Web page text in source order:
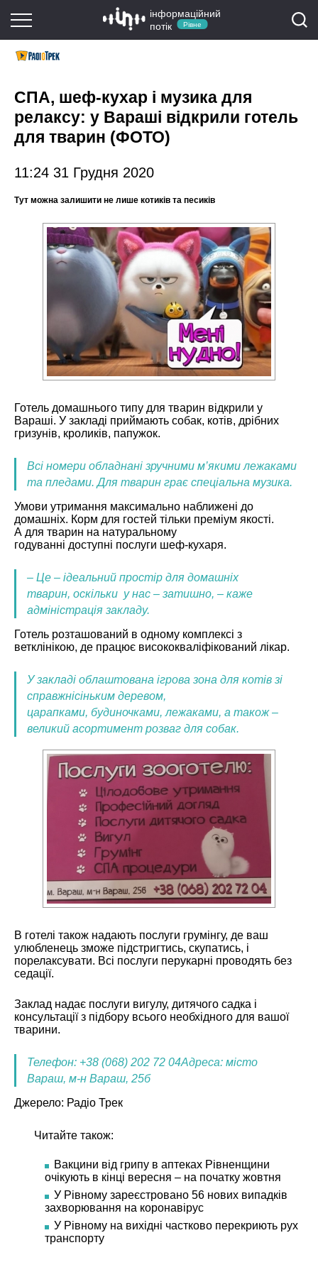
інформаційний
потік
Рівне
СПА, шеф-кухар і музика для
релаксу: у Вараші відкрили готель
для тварин (ФОТО)
11:24 31 Грудня 2020
Тут можна залишити не лише котиків та песиків
Готель домашнього типу для тварин відкрили у
Вараші. У закладі приймають собак, котів, дрібних
гризунів, кроликів, папужок.
Всі номери обладнані зручними м’якими лежаками
та пледами. Для тварин грає спеціальна музика.
Умови утримання максимально наближені до
домашніх. Корм для гостей тільки преміум якості.
А для тварин на натуральному
годуванні доступні послуги шеф-кухаря.
– Це – ідеальний простір для домашніх
тварин, оскільки у нас – затишно, – каже
адміністрація закладу.
Готель розташований в одному комплексі з
ветклінікою, де працює висококваліфікований лікар.
У закладі облаштована ігрова зона для котів зі
справжнісіньким деревом,
царапками, будиночками, лежаками, а також –
великий асортимент розваг для собак.
В готелі також надають послуги грумінгу, де ваш
улюбленець зможе підстригтись, скупатись, і
порелаксувати. Всі послуги перукарні проводять без
седації.
Заклад надає послуги вигулу, дитячого садка і
консультації з підбору всього необхідного для вашої
тварини.
Телефон: +38 (068) 202 72 04Адреса: місто
Вараш, м-н Вараш, 25б
Джерело: Радіо Трек
Читайте також:
Вакцини від грипу в аптеках Рівненщини
очікують в кінці вересня – на початку жовтня
У Рівному зареєстровано 56 нових випадків
захворювання на коронавірус
У Рівному на вихідні частково перекриють рух
транспорту